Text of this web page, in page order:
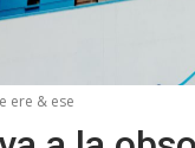
ere & ese